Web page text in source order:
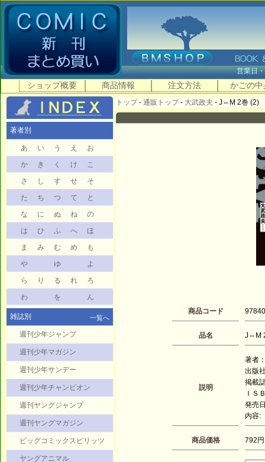
営業
ショップ概要 商品情報 注文方法 かごの中
著者別
あ い う え
お
か
き く け
こ
さ
し す せ
そ
た
ち つ て
と
な
に ぬ ね
の
は
ひ ふ へ
ほ
ま
み む め
も
や
ゆ
よ
ら
り る れ
ろ
わ
を ん
雑誌別 一覧へ
週刊少年ジャンプ
週刊少年マガジン
週刊少年サンデー
週刊少年チャンピオン
週刊ヤングジャンプ
週刊ヤングマガジン
ビッグコミックスピリッツ
ヤングアニマル
トップ- 通販トップ- 大武政夫 - J⇔M 2巻 (2)
商品コード
品名 J⇔M
説明
著者
出版
掲載
ＩＳ
発売
内容:
商品価格 792円